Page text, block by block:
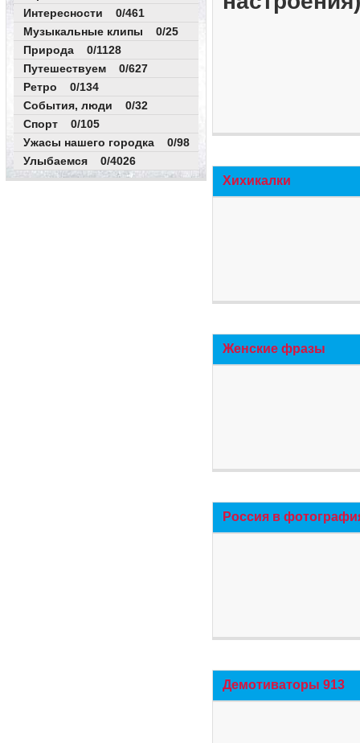
Интересности 0/461
Музыкальные клипы 0/25
Природа 0/1128
Путешествуем 0/627
Ретро 0/134
События, люди 0/32
Спорт 0/105
Ужасы нашего городка 0/98
Улыбаемся 0/4026
Хихикалки
Женские фразы
Россия в
Демотиваторы 913